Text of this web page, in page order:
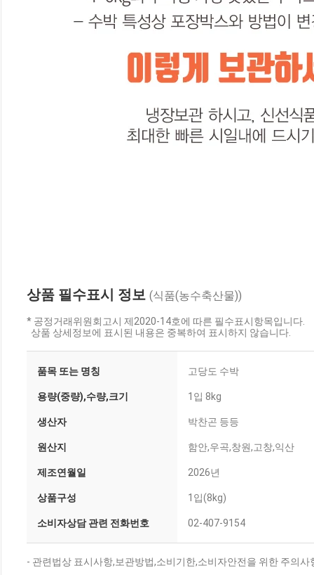
상품 필수표시 정보 (식품(농수축산물))
* 공정거래위원회고시 제2020-14호에 따른 필수표시항목입니다.
상품 상세정보에 표시된 내용은 중복하여 표시하지 않습니다.
품목 또는 명칭 고당도 수박
용량(중량),수량,크기 1입 8kg
생산자 박찬곤 등등
원산지 함안,우곡,창원,고창,익산
제조연월일 2026년
상품구성 1입(8kg)
소비자상담 관련 전화번호 02-407-9154
- 관련법상 표시사항,보관방법,소비기한,소비자안전을 위한 주의